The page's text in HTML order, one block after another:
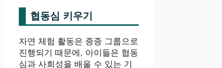
협동심 키우기
자연 체험 활동은 종종 그룹으로
진행되기 때문에, 아이들은 협동
심과 사회성을 배울 수 있는 기